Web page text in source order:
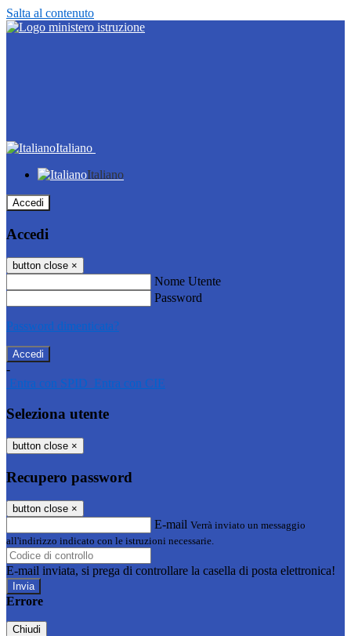
Salta al contenuto
Italiano
Italiano
Accedi
Accedi
button close ×
Nome Utente
Password
Password dimenticata?
-
Entra con SPID Entra con CIE
Seleziona utente
button close ×
Recupero password
button close ×
E-mail Verrà inviato un messaggio
all'indirizzo indicato con le istruzioni necessarie.
E-mail inviata, si prega di controllare la casella di posta elettronica!
Errore
Chiudi